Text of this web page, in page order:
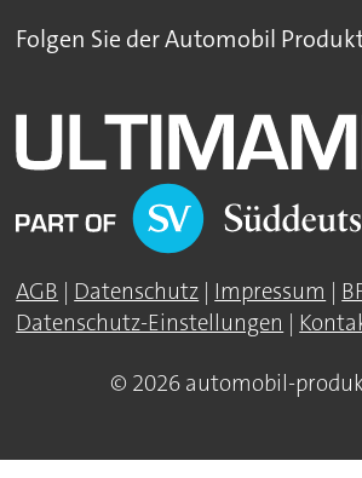
Folgen Sie der Automobil
AGB Datenschutz Impressum
Datenschutz-Einstellungen
© 2026 automobil-